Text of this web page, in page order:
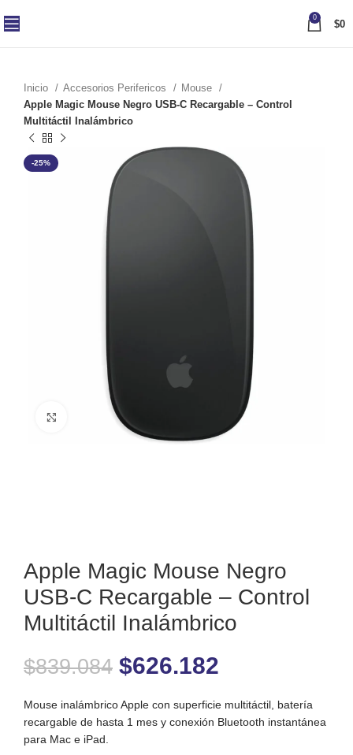
0
$0
Inicio Accesorios Perifericos
Mouse
Apple Magic Mouse Negro USB-C Recargable – Control
Multitáctil Inalámbrico
-25%
Clic para ampliar
Apple Magic Mouse Negro
USB-C Recargable – Control
Multitáctil Inalámbrico
$839.084 $626.182
Mouse inalámbrico Apple con superficie multitáctil, batería
recargable de hasta 1 mes y conexión Bluetooth instantánea
para Mac e iPad.